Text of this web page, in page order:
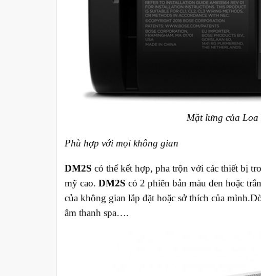
Mặt lưng của Loa
Phù hợp với mọi không gian
DM2S có thể kết hợp, pha trộn với các thiết bị
mỹ cao. DM2S có 2 phiên bản màu đen hoặc
của không gian lắp đặt hoặc sở thích của
âm thanh spa….